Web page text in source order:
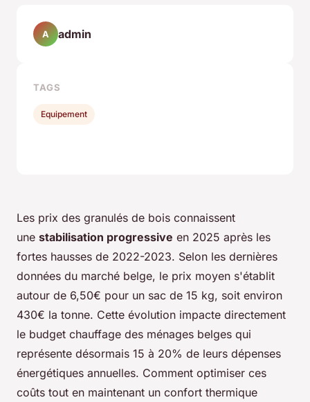
Les prix des granulés de bois connaissent
une stabilisation progressive en 2025 après les
fortes hausses de 2022-2023. Selon les dernières
données du marché belge, le prix moyen s'établit
autour de 6,50€ pour un sac de 15 kg, soit environ
430€ la tonne. Cette évolution impacte directement
le budget chauffage des ménages belges qui
représente désormais 15 à 20% de leurs dépenses
énergétiques annuelles. Comment optimiser ces
coûts tout en maintenant un confort thermique
A admin
TAGS
Equipement